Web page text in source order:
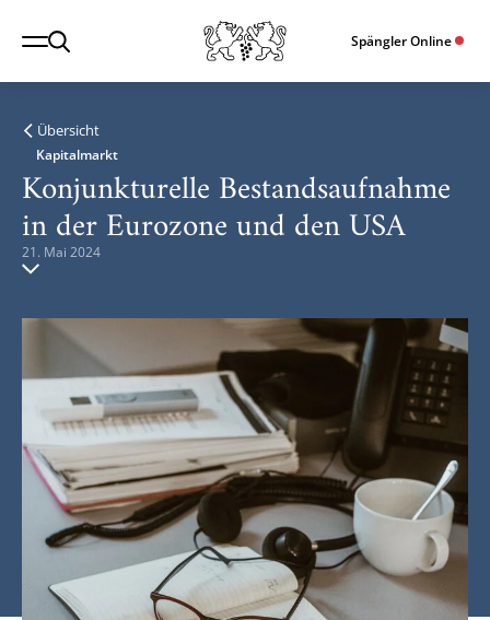
Spängler Online
Übersicht
Kapitalmarkt
Konjunkturelle Bestandsaufnahme
in der Eurozone und den USA
21. Mai 2024